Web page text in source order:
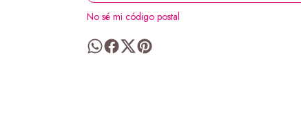
No sé mi código postal